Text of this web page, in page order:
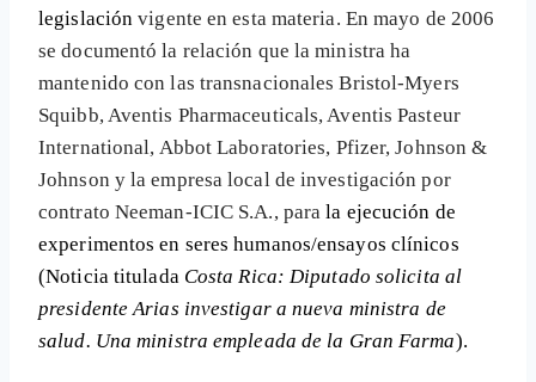
legislación vigente en esta materia. En mayo de 2006
se documentó la relación que la ministra ha
mantenido con las transnacionales Bristol-Myers
Squibb, Aventis Pharmaceuticals, Aventis Pasteur
International, Abbot Laboratories, Pfizer, Johnson &
Johnson y la empresa local de investigación por
contrato Neeman-ICIC S.A., parala ejecución de
experimentos en seres humanos/ensayos clínicos
(Noticia titulada Costa Rica: Diputado solicita al
presidente Arias investigar a nueva ministra de
salud. Una ministra empleada de la Gran Farma).